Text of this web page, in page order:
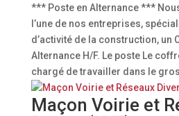
*** Poste en Alternance ***
l’une de nos entreprises,
d’activité de la construction, un
Alternance H/F. Le poste Le
chargé de travailler dans le
Maçon Voirie et